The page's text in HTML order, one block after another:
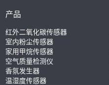
产品
红外二氧化碳传感器
室内粉尘传感器
家用甲烷传感器
空气质量检测仪
香氛发生器
温湿度传感器